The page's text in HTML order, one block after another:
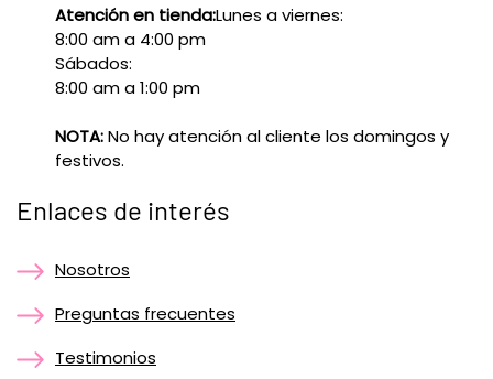
Atención en tienda:Lunes a viernes:
8:00 am a 4:00 pm
Sábados:
8:00 am a 1:00 pm
NOTA:No hay atención al cliente los domingos y
festivos.
Enlaces de interés
Nosotros
Preguntas frecuentes
Testimonios